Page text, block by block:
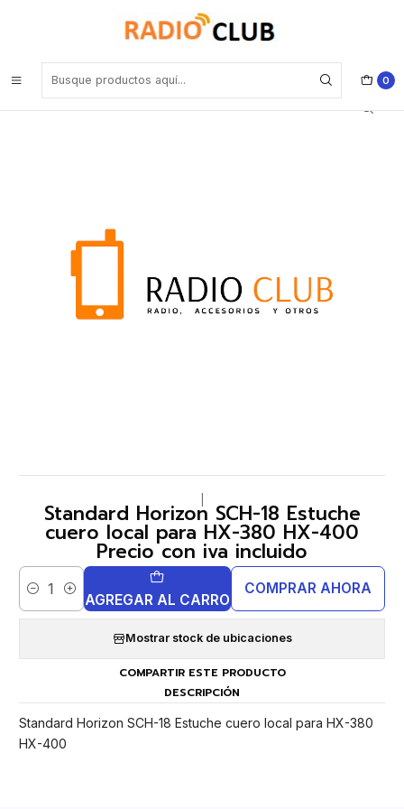
0
Accesorios equipos portátiles
Standard Horizon SCH-18 Estuche cuero local para HX-380 HX-400
Precio con iva incluido
Standard Horizon SCH-18 Estuche
cuero local para HX-380 HX-400
Precio con iva incluido
Cantidad AGREGAR AL CARRO
COMPRAR AHORA
Mostrar stock de ubicaciones
COMPARTIR ESTE PRODUCTO
DESCRIPCIÓN
Standard Horizon SCH-18 Estuche cuero local para HX-380
HX-400